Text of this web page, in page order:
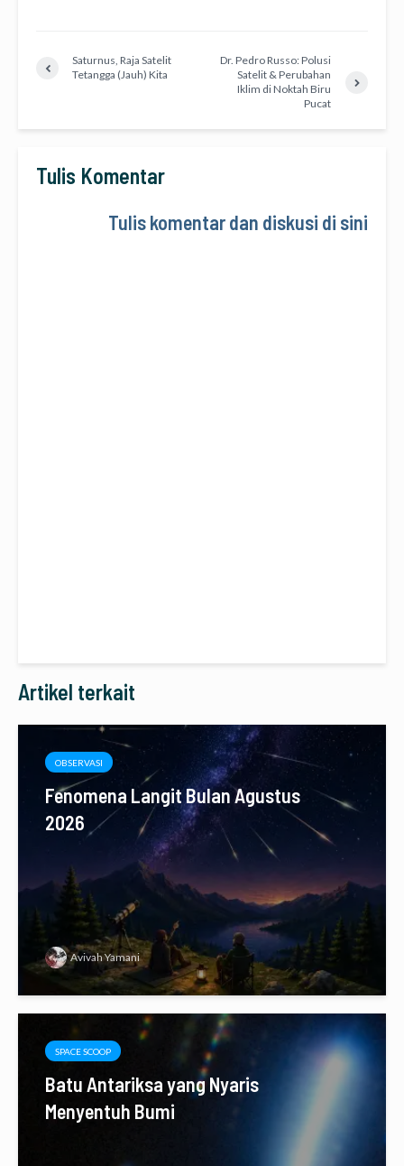
Saturnus, Raja Satelit
Tetangga (Jauh) Kita
Dr. Pedro Russo: Polusi
Satelit & Perubahan
Iklim di Noktah Biru
Pucat
Tulis Komentar
Tulis komentar dan diskusi di sini
Artikel terkait
OBSERVASI
Fenomena Langit Bulan Agustus
2026
Avivah Yamani
SPACE SCOOP
Batu Antariksa yang Nyaris
Menyentuh Bumi